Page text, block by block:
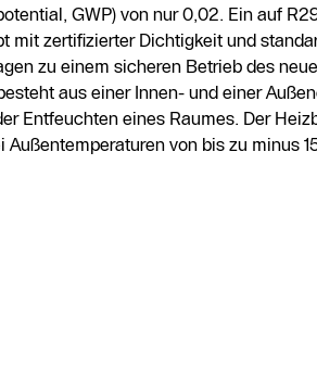
GWP) von nur 0,02. Ein auf
mit zertifizierter Dichtigkeit und
zu einem sicheren Betrieb des
aus einer Innen- und einer
Entfeuchten eines Raumes. Der
Außentemperaturen von bis zu minus